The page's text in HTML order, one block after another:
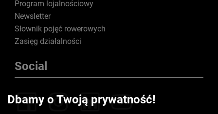
Program lojalnościowy
Newsletter
Słownik pojęć rowerowych
Zasięg działalności
Social
Dbamy o Twoją prywatność!